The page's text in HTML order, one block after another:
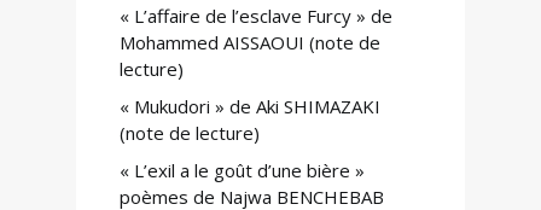
« L’affaire de l’esclave Furcy » de
Mohammed AISSAOUI (note de
lecture)
« Mukudori » de Aki SHIMAZAKI
(note de lecture)
« L’exil a le goût d’une bière »
poèmes de Najwa BENCHEBAB